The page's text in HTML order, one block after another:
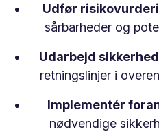
Udfør
sårbarheder og
Udarbejd
retningslinjer i
Implementér
nødvendige